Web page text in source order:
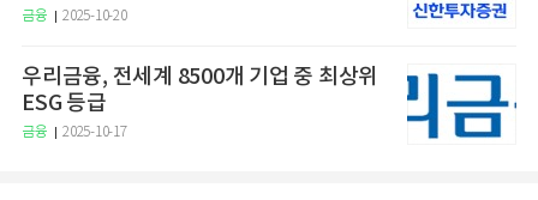
금융 2025-10-20
우리금융, 전세계 8500개 기업 중 최상위
ESG 등급
금융 2025-10-17